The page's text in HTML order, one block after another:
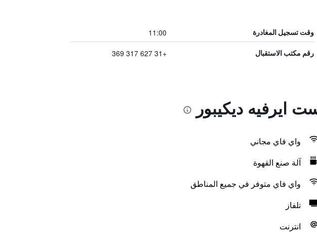
وقت تسجيل المغادرة 11:00
رقم مكتب الاستقبال +31 627 317 369
ايرفيه ديكيبور
واي فاي مجاني
آلة صنع القهوة
واي فاي متوفر في جميع المناطق
تلفاز
انترنت